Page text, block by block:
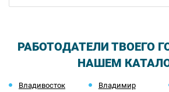
РАБОТОДАТЕЛИ ТВОЕГО
НАШЕМ
Владивосток Владимир